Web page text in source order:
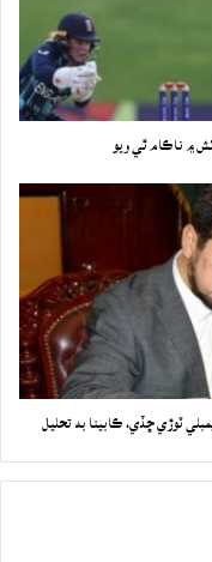
ٽوڙي ڇڏي، ڪابينا به تحليل